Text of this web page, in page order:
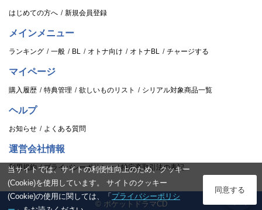
はじめての方へ 新規会員登録
メインメニュー
ランキング 一般 BL オトナ向け オトナBL チャージする
マイページ
購入履歴 特典管理 欲しいものリスト シリアル対象商品一覧
ヘルプ
お知らせ よくある質問
運営会社情報
利用規約 プライバシーポリシー 特定商取引法の表記
© ポケットドラマCD
当サイトでは、サイトの利便性向上のため、クッキー
(Cookie)を使用しています。 サイトのクッキー
(Cookie)の使用に関しては、「 プライバシーポリシ
同意する